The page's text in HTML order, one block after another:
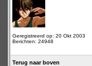
Geregistreerd op: 20 Okt 2003
Berichten: 24948
Terug naar boven